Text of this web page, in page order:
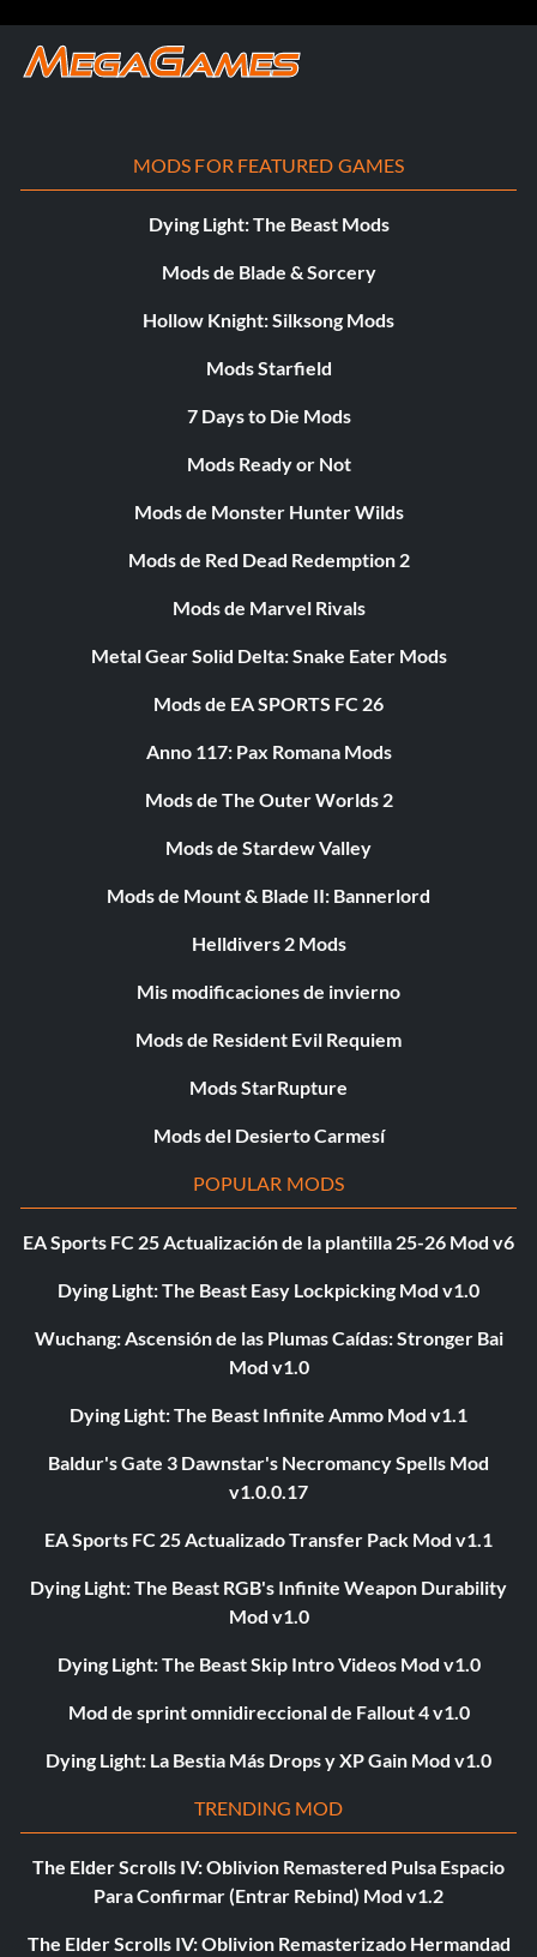
MODS FOR FEATURED GAMES
Dying Light: The Beast Mods
Mods de Blade & Sorcery
Hollow Knight: Silksong Mods
Mods Starfield
7 Days to Die Mods
Mods Ready or Not
Mods de Monster Hunter Wilds
Mods de Red Dead Redemption 2
Mods de Marvel Rivals
Metal Gear Solid Delta: Snake Eater Mods
Mods de EA SPORTS FC 26
Anno 117: Pax Romana Mods
Mods de The Outer Worlds 2
Mods de Stardew Valley
Mods de Mount & Blade II: Bannerlord
Helldivers 2 Mods
Mis modificaciones de invierno
Mods de Resident Evil Requiem
Mods StarRupture
Mods del Desierto Carmesí
POPULAR MODS
EA Sports FC 25 Actualización de la plantilla 25-26 Mod v6
Dying Light: The Beast Easy Lockpicking Mod v1.0
Wuchang: Ascensión de las Plumas Caídas: Stronger Bai
Mod v1.0
Dying Light: The Beast Infinite Ammo Mod v1.1
Baldur's Gate 3 Dawnstar's Necromancy Spells Mod
v1.0.0.17
EA Sports FC 25 Actualizado Transfer Pack Mod v1.1
Dying Light: The Beast RGB's Infinite Weapon Durability
Mod v1.0
Dying Light: The Beast Skip Intro Videos Mod v1.0
Mod de sprint omnidireccional de Fallout 4 v1.0
Dying Light: La Bestia Más Drops y XP Gain Mod v1.0
TRENDING MOD
The Elder Scrolls IV: Oblivion Remastered Pulsa Espacio
Para Confirmar (Entrar Rebind) Mod v1.2
The Elder Scrolls IV: Oblivion Remasterizado Hermandad